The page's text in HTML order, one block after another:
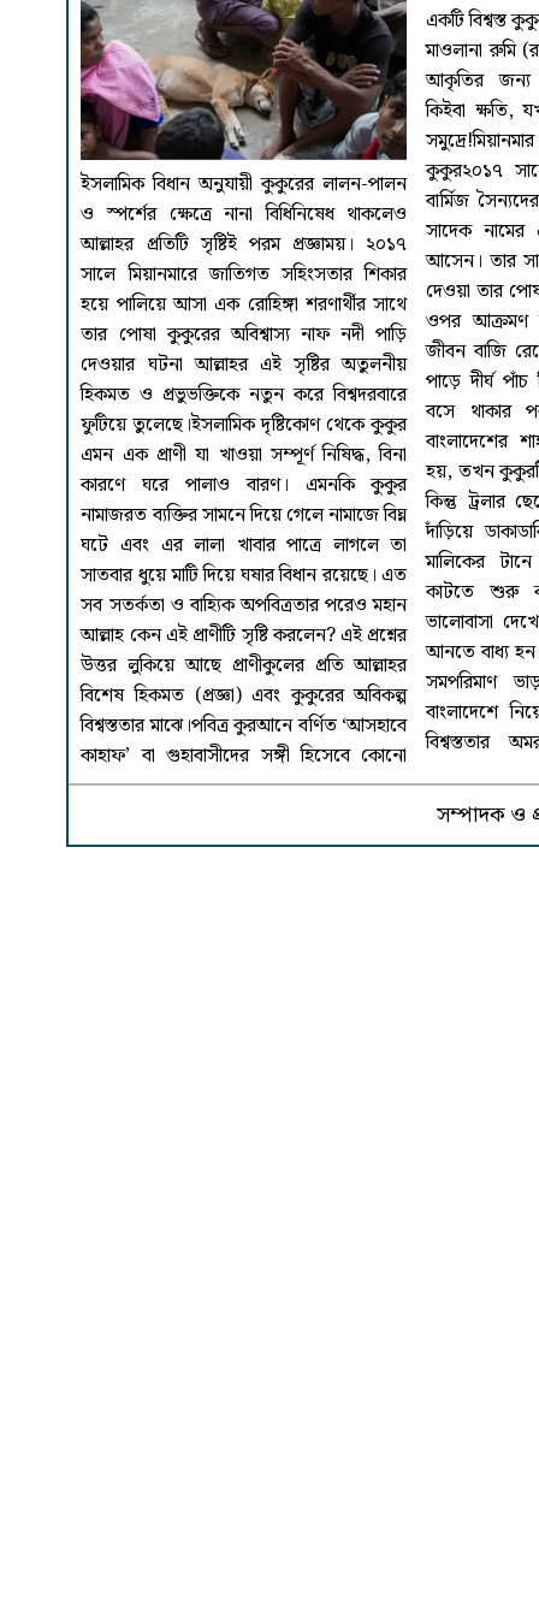
ইসলামিক বিধান অনুযায়ী কুকুরের লালন-পালন
ও স্পর্শের ক্ষেত্রে নানা বিধিনিষেধ থাকলেও
আল্লাহর প্রতিটি সৃষ্টিই পরম প্রজ্ঞাময়। ২০১৭
সালে মিয়ানমারে জাতিগত সহিংসতার শিকার
হয়ে পালিয়ে আসা এক রোহিঙ্গা শরণার্থীর সাথে
তার পোষা কুকুরের অবিশ্বাস্য নাফ নদী পাড়ি
দেওয়ার ঘটনা আল্লাহর এই সৃষ্টির অতুলনীয়
হিকমত ও প্রভুভক্তিকে নতুন করে বিশ্বদরবারে
ফুটিয়ে তুলেছে।ইসলামিক দৃষ্টিকোণ থেকে কুকুর
এমন এক প্রাণী যা খাওয়া সম্পূর্ণ নিষিদ্ধ, বিনা
কারণে ঘরে পালাও বারণ। এমনকি কুকুর
নামাজরত ব্যক্তির সামনে দিয়ে গেলে নামাজে বিঘ্ন
ঘটে এবং এর লালা খাবার পাত্রে লাগলে তা
সাতবার ধুয়ে মাটি দিয়ে ঘষার বিধান রয়েছে। এত
সব সতর্কতা ও বাহ্যিক অপবিত্রতার পরেও মহান
আল্লাহ কেন এই প্রাণীটি সৃষ্টি করলেন? এই প্রশ্নের
উত্তর লুকিয়ে আছে প্রাণীকুলের প্রতি আল্লাহর
বিশেষ হিকমত (প্রজ্ঞা) এবং কুকুরের অবিকল্প
বিশ্বস্ততার মাঝে।পবিত্র কুরআনে বর্ণিত ‘আসহাবে
কাহাফ’ বা গুহাবাসীদের সঙ্গী হিসেবে কোনো
একটি বিশ্বস্ত
মাওলানা রুমি
আকৃতির জন্য
কিইবা ক্ষতি,
কুকুর২০১৭
বার্মিজ
সাদেক নামের
আসেন। তার
দেওয়া তার
ওপর আক্রমণ
জীবন বাজি
পাড়ে দীর্ঘ
বসে থাকার
বাংলাদেশের
হয়, তখন
কিন্তু ট্রলার
দাঁড়িয়ে
মালিকের
কাটতে শুরু
ভালোবাসা
আনতে বাধ্য
সমপরিমাণ
বাংলাদেশে
বিশ্বস্ততার
ঘটনাতেই
নামক কুকুরের
প্রফেসরের
স্টেশনে ঝড়-
সেখানেই
‘রেড ডগ’,
অস্ট্রেলিয়ার
(র.)-কে
তাসাউফ বা
তিনি উত্তর
দেখেছিলেন
তাড়িয়ে
নির্লজ্জের
কারণ, তার
একইভাবে যুন-
— প্রেমাষ্পদ
তবুও তাঁর
যার প্রকৃষ্ট
মানুষের চোখে
হয়, আল্লাহর
থাকে এক
মানুষকে মনে
সম্পাদক ও